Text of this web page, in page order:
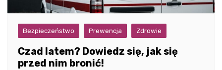
Bezpieczeństwo Prewencja Zdrowie
Czad latem? Dowiedz się, jak się
przed nim bronić!